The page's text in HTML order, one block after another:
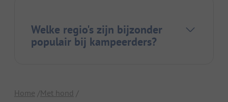
Welke regio's zijn bijzonder
populair bij kampeerders?
Home
Met hond